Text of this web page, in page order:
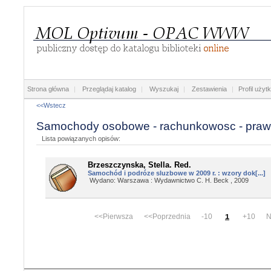
Strona główna | Przeglądaj katalog | Wyszukaj | Zestawienia | Profil
<<Wstecz
Samochody osobowe - rachunkowosc -
Lista powiązanych opisów:
Brzeszczynska, Stella. Red.
Samochód i podróze sluzbowe w 2009 r. : wzory dok[...]
Wydano: Warszawa : Wydawnictwo C. H. Beck , 2009
<<Pierwsza <<Poprzednia -10 1 +10